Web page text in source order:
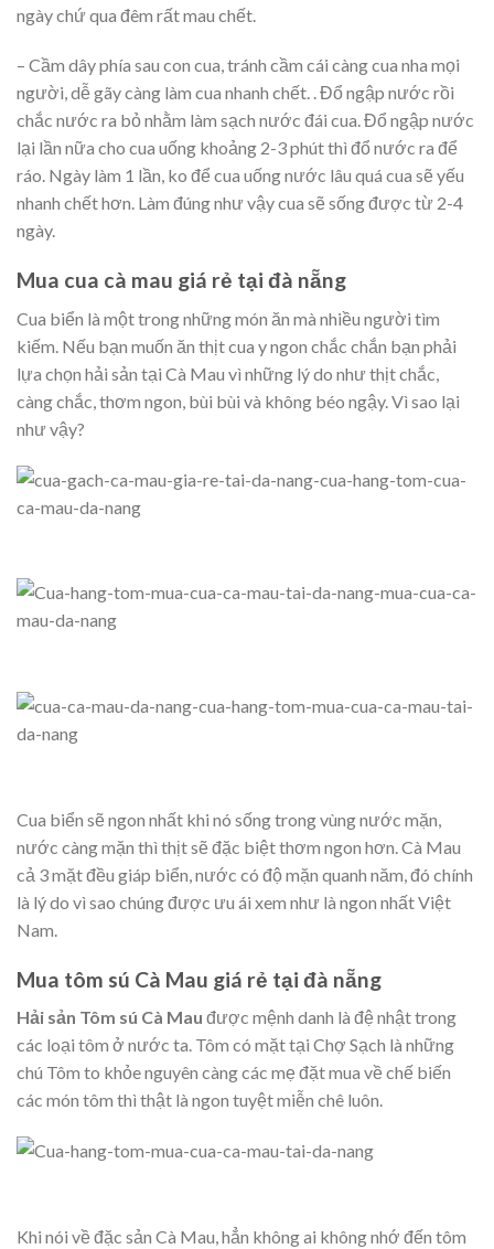
ngày chứ qua đêm rất mau chết.
– Cầm dây phía sau con cua, tránh cầm cái càng cua nha mọi
người, dễ gãy càng làm cua nhanh chết. . Đổ ngập nước rồi
chắc nước ra bỏ nhằm làm sạch nước đái cua. Đổ ngập nước
lại lần nữa cho cua uống khoảng 2-3 phút thì đổ nước ra để
ráo. Ngày làm 1 lần, ko để cua uống nước lâu quá cua sẽ yếu
nhanh chết hơn. Làm đúng như vậy cua sẽ sống được từ 2-4
ngày.
Mua cua cà mau giá rẻ tại đà nẵng
Cua biển là một trong những món ăn mà nhiều người tìm
kiếm. Nếu bạn muốn ăn thịt cua y ngon chắc chắn bạn phải
lựa chọn hải sản tại Cà Mau vì những lý do như thịt chắc,
càng chắc, thơm ngon, bùi bùi và không béo ngậy. Vì sao lại
như vậy?
Cua biển sẽ ngon nhất khi nó sống trong vùng nước mặn,
nước càng mặn thì thịt sẽ đặc biệt thơm ngon hơn. Cà Mau
cả 3 mặt đều giáp biển, nước có độ mặn quanh năm, đó chính
là lý do vì sao chúng được ưu ái xem như là ngon nhất Việt
Nam.
Mua tôm sú Cà Mau giá rẻ tại đà nẵng
Hải sản Tôm sú Cà Mau được mệnh danh là đệ nhật trong
các loại tôm ở nước ta. Tôm có mặt tại Chợ Sạch là những
chú Tôm to khỏe nguyên càng các mẹ đặt mua về chế biến
các món tôm thì thật là ngon tuyệt miễn chê luôn.
Khi nói về đặc sản Cà Mau, hẳn không ai không nhớ đến tôm